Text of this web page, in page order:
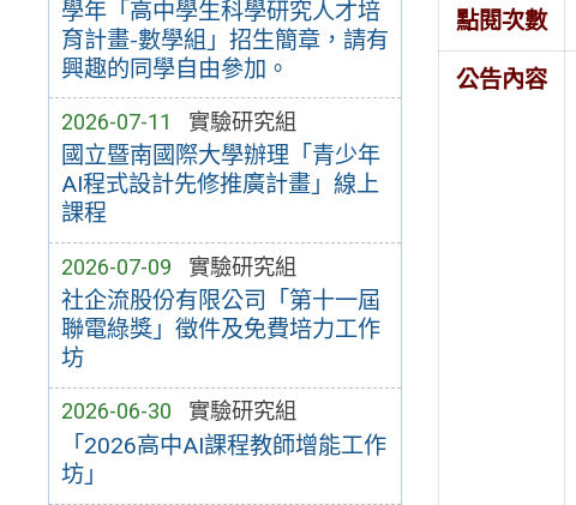
學年「高中學生科學研究人才培
育計畫-數學組」招生簡章，請有
興趣的同學自由參加。
2026-07-11 實驗研究組
國立暨南國際大學辦理「青少年
AI程式設計先修推廣計畫」線上
課程
2026-07-09 實驗研究組
社企流股份有限公司「第十一屆
聯電綠獎」徵件及免費培力工作
坊
2026-06-30 實驗研究組
「2026高中AI課程教師增能工作
坊」
點閱次數
公告內容